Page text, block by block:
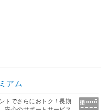
アム
トでさらにおトク！長期